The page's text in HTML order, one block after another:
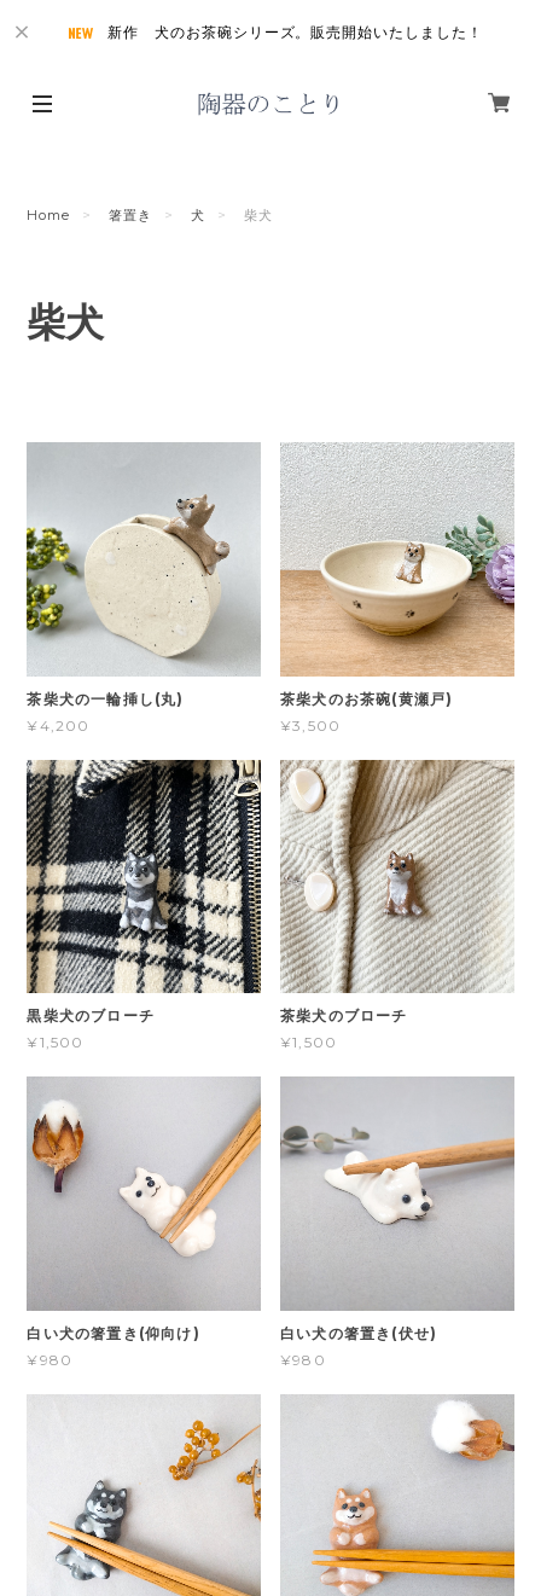
新作 犬のお茶碗シリーズ。販売開始いたしました！
Home 箸置き 犬 柴犬
柴犬
茶柴犬の一輪挿し(丸)
¥4,200
茶柴犬のお茶碗(黄瀬戸)
¥3,500
黒柴犬のブローチ
¥1,500
茶柴犬のブローチ
¥1,500
白い犬の箸置き(仰向け)
¥980
白い犬の箸置き(伏せ)
¥980